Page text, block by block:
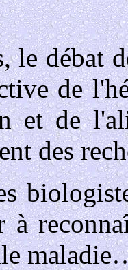
le débat
de
et de
des
à